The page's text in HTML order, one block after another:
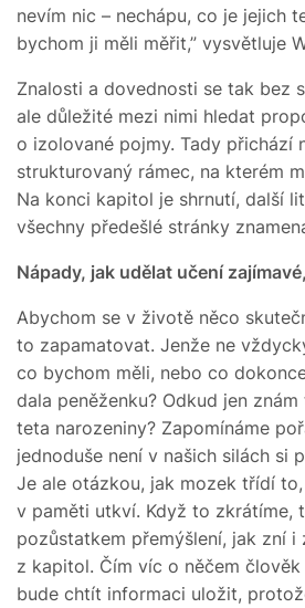
nevím nic – nechápu, co je jejich
bychom ji měli měřit,” vysvětluje
Znalosti a dovednosti se tak bez
ale důležité mezi nimi hledat
o izolované pojmy. Tady přichází
strukturovaný rámec, na kterém
Na konci kapitol je shrnutí, další
všechny předešlé stránky
Nápady, jak udělat učení
Abychom se v životě něco
to zapamatovat. Jenže ne
co bychom měli, nebo co
dala peněženku? Odkud jen
teta narozeniny? Zapomínáme
jednoduše není v našich silách si
Je ale otázkou, jak mozek třídí
v paměti utkví. Když to zkrátíme,
pozůstatkem přemýšlení, jak zní i
z kapitol. Čím víc o něčem
bude chtít informaci uložit,